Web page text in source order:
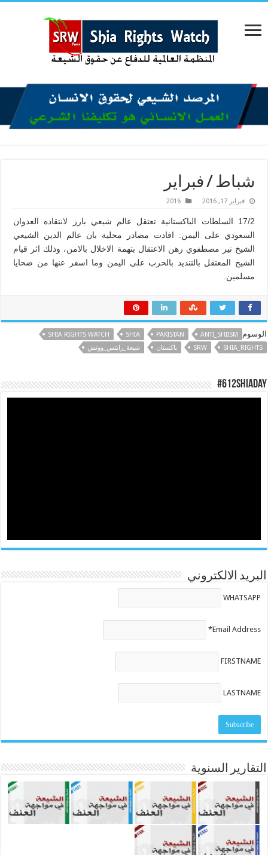
شباط / فبراير
فبراير 17, 2016 2016
17/2 السلطات الباكستانية تعتقل عالم شيعي بارز لانتقاده العدوان
السعودي على اليمن: افادت مصادر محلية بان عالم الدين الشيعي
الشيخ نير مصطفوي رهن الاعتقال بتهمة الاخلال بالامن، وذلك اثر قيام
الشيخ المعتقل بالتنديد بالحرب على اليمن وما اسفر عنها من ضحايا
مسلمين.
الوسوم ANTI_SHIISM
PAKISTAN
SHIA
SHIA RIGHTS WATCH
SHIA_RIGHTS
SRW باكستان شيعة_رايتس_ووتش
#612ShiaDay
البريد الالكتروني
WHATSAPP
Email Address*
FIRSTNAME
LASTNAME
التقارير السنوية